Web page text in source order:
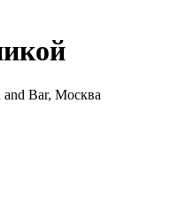
and Bar, Москва